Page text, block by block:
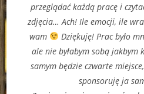
przeglądać każdą pracę i
zdjęcia… Ach! Ile emocji, ile
wam
Dziękuję! Prac było
ale nie byłabym sobą jakbym
samym będzie czwarte
sponsoruję ja